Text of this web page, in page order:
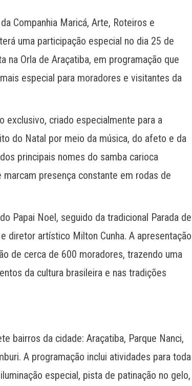
Companhia Maricá, Arte, Roteiros e
uma participação especial no dia 25 de
na Orla de Araçatiba, em programação que
especial para moradores e visitantes da
exclusivo, criado especialmente para a
do Natal por meio da música, do afeto e da
principais nomes do samba carioca
presença constante em rodas de
Papai Noel, seguido da tradicional Parada de
diretor artístico Milton Cunha. A apresentação
de cerca de 600 moradores, trazendo uma
da cultura brasileira e nas tradições
bairros da cidade: Araçatiba, Parque Nanci,
A programação inclui atividades para toda
especial, pista de patinação no gelo,